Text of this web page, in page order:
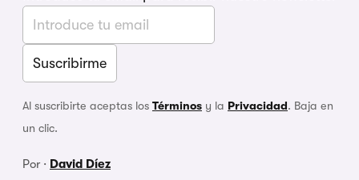
Al suscribirte aceptas los Términos y la Privacidad. Baja en
un clic.
Por · David Díez